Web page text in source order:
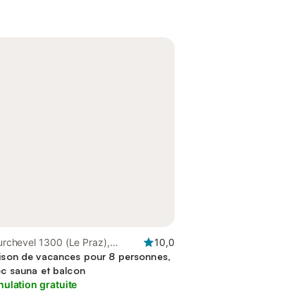
1300 (Le Praz),
10,0
de vacances pour 8 personnes,
sauna et balcon
gratuite